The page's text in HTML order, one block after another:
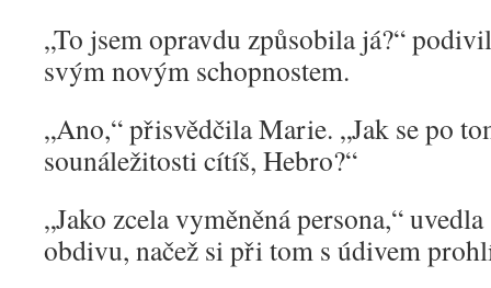
„To jsem opravdu způsobila já?“
svým novým schopnostem.
„Ano,“ přisvědčila Marie. „Jak se po
sounáležitosti cítíš, Hebro?“
„Jako zcela vyměněná persona,“
obdivu, načež si při tom s údivem